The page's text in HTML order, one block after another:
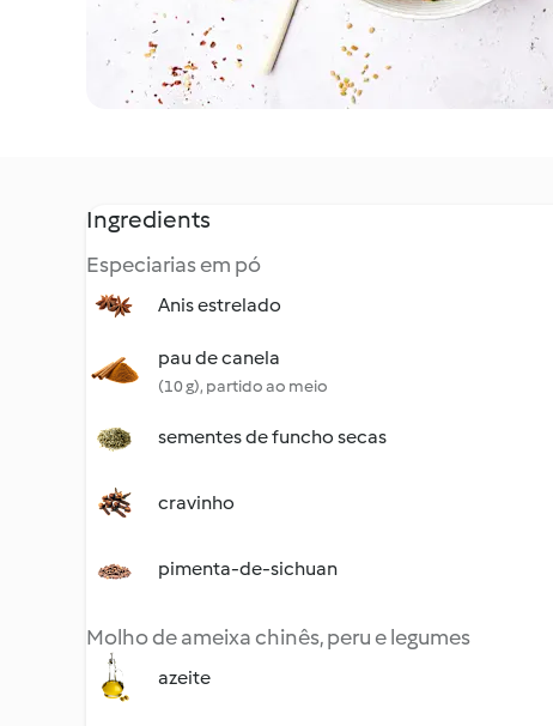
Ingredients
Especiarias em pó
Anis estrelado
pau de canela
(10 g), partido ao meio
sementes de funcho secas
cravinho
pimenta-de-sichuan
Molho de ameixa chinês, peru e legumes
azeite